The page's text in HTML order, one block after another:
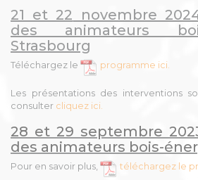
21 et 22 novembre
des animateurs
Strasbourg
Téléchargez le programme ici.
Les présentations des interventions
consulter cliquez ici.
28 et 29 septembre
des animateurs bois-
Pour en savoir plus, téléchargez le